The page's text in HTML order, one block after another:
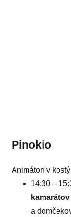
Pinokio
Animátori v
14:30 –
kamarátov
a